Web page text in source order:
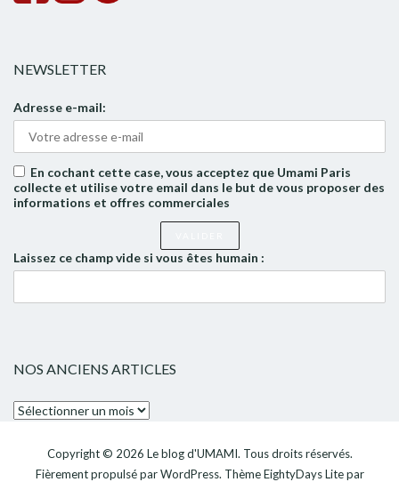
NEWSLETTER
Adresse e-mail:
En cochant cette case, vous acceptez que Umami Paris
collecte et utilise votre email dans le but de vous proposer des
informations et offres commerciales
Laissez ce champ vide si vous êtes humain :
NOS ANCIENS ARTICLES
Nos
articlesCopyright © 2026 Le blog d'UMAMI. Tous droits réservés.
Fièrement propulsé parWordPress. ThèmeEightyDays Litepar